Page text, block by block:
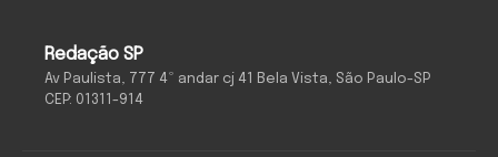
Redação SP
Av Paulista, 777 4º andar cj 41 Bela Vista, São Paulo-SP
CEP: 01311-914